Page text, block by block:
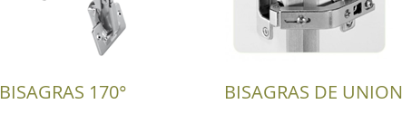
BISAGRAS 170° BISAGRAS DE UNION